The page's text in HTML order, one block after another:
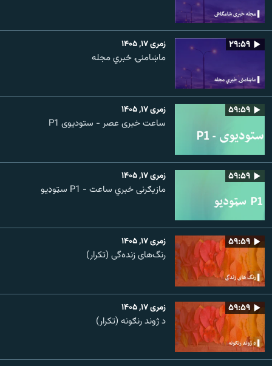
۲۹:۵۹ زمری ۱۷, ۱۴۰۵
ماښامنۍ خبري مجله
۵۹:۵۹ زمری ۱۷, ۱۴۰۵
ساعت خبری عصر - ستودیوی P1
۵۹:۵۹ زمری ۱۷, ۱۴۰۵
مازیګرنی خبري ساعت - P1 سټوډیو
۵۹:۵۹ زمری ۱۷, ۱۴۰۵
رنگ‌های زنده‌گی (تکرار)
۵۹:۵۹ زمری ۱۷, ۱۴۰۵
د ژوند رنګونه (تکرار)